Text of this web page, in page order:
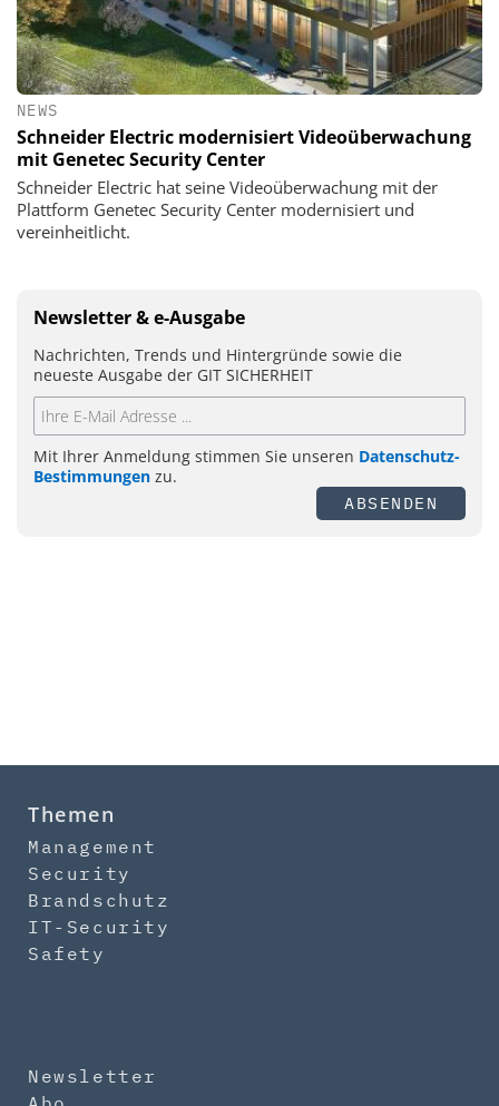
NEWS
Schneider Electric modernisiert Videoüberwachung
mit Genetec Security Center
Schneider Electric hat seine Videoüberwachung mit der
Plattform Genetec Security Center modernisiert und
vereinheitlicht.
Newsletter & e-Ausgabe
Nachrichten, Trends und Hintergründe sowie die
neueste Ausgabe der GIT SICHERHEIT
Mit Ihrer Anmeldung stimmen Sie unseren Datenschutz-
Bestimmungen zu.
ABSENDEN
Themen
Management
Security
Brandschutz
IT-Security
Safety
Newsletter